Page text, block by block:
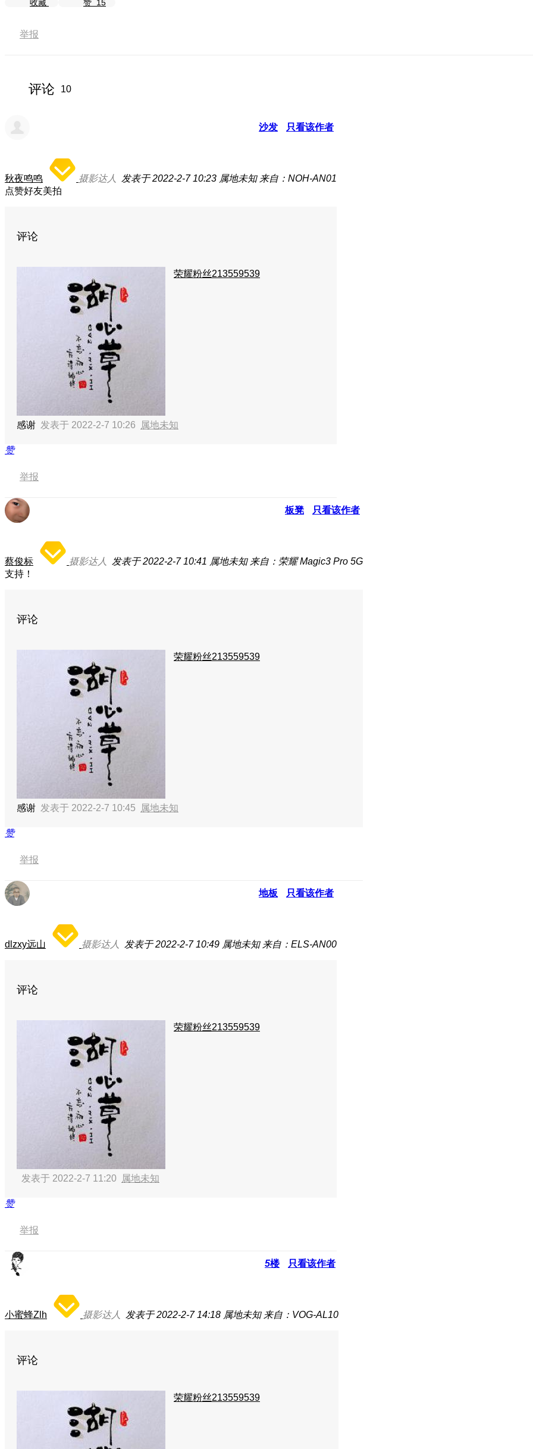
收藏 赞 15
举报
评论 10
沙发 只看该作者
秋夜鸣鸣 摄影达人 发表于 2022-2-7 10:23 属地未知 来自：NOH-AN01
点赞好友美拍
评论
荣耀粉丝213559539
感谢 发表于 2022-2-7 10:26 属地未知
赞
举报
板凳 只看该作者
蔡俊标 摄影达人 发表于 2022-2-7 10:41 属地未知 来自：荣耀 Magic3 Pro 5G
支持！
评论
荣耀粉丝213559539
感谢 发表于 2022-2-7 10:45 属地未知
赞
举报
地板 只看该作者
dlzxy远山 摄影达人 发表于 2022-2-7 10:49 属地未知 来自：ELS-AN00
评论
荣耀粉丝213559539
发表于 2022-2-7 11:20 属地未知
赞
举报
5楼 只看该作者
小蜜蜂Zlh 摄影达人 发表于 2022-2-7 14:18 属地未知 来自：VOG-AL10
评论
荣耀粉丝213559539